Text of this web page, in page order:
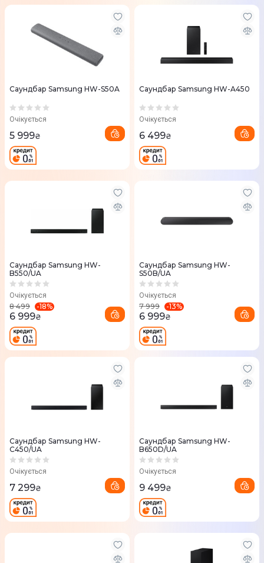
Саундбар Samsung HW-S50A
Очікується
5 999₴
Саундбар Samsung HW-A450
Очікується
6 499₴
Саундбар Samsung HW-
B550/UA
Очікується
8 499 -18%
6 999₴
Саундбар Samsung HW-
S50B/UA
Очікується
7 999 -13%
6 999₴
Саундбар Samsung HW-
C450/UA
Очікується
7 299₴
Саундбар Samsung HW-
B650D/UA
Очікується
9 499₴